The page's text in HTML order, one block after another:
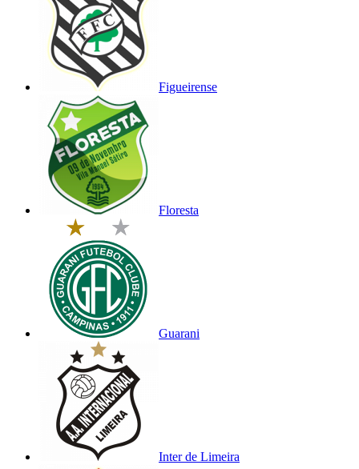
Figueirense
Floresta
Guarani
Inter de Limeira